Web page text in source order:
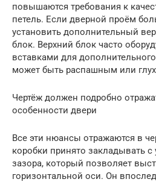
повышаются требования к
петель. Если дверной проём
установить дополнительный
блок. Верхний блок часто
вставками для
может быть распашным или
Чертёж должен подробно
особенности двери
Все эти нюансы отражаются в
коробки принято закладывать
зазора, который позволяет
горизонтальной оси. Он